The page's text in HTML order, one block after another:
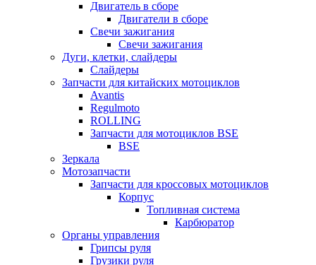
Двигатель в сборе
Двигатели в сборе
Свечи зажигания
Свечи зажигания
Дуги, клетки, слайдеры
Слайдеры
Запчасти для китайских мотоциклов
Avantis
Regulmoto
ROLLING
Запчасти для мотоциклов BSE
BSE
Зеркала
Мотозапчасти
Запчасти для кроссовых мотоциклов
Корпус
Топливная система
Карбюратор
Органы управления
Грипсы руля
Грузики руля